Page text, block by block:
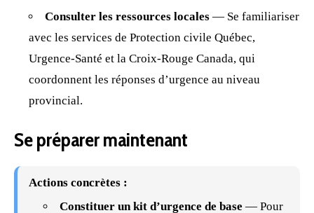
Consulter les ressources locales — Se familiariser
avec les services deProtection civile Québec,
Urgence-Santé et la Croix-Rouge Canada, qui
coordonnent les réponses d’urgence au niveau
provincial.
Se préparer maintenant
Actions concrètes :
Constituer un kit d’urgence de base — Pour